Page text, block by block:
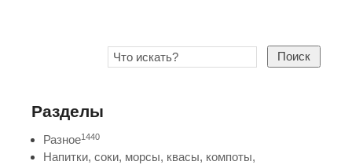
Поиск
Разделы
Разное1440
Напитки, соки, морсы, квасы, компоты,